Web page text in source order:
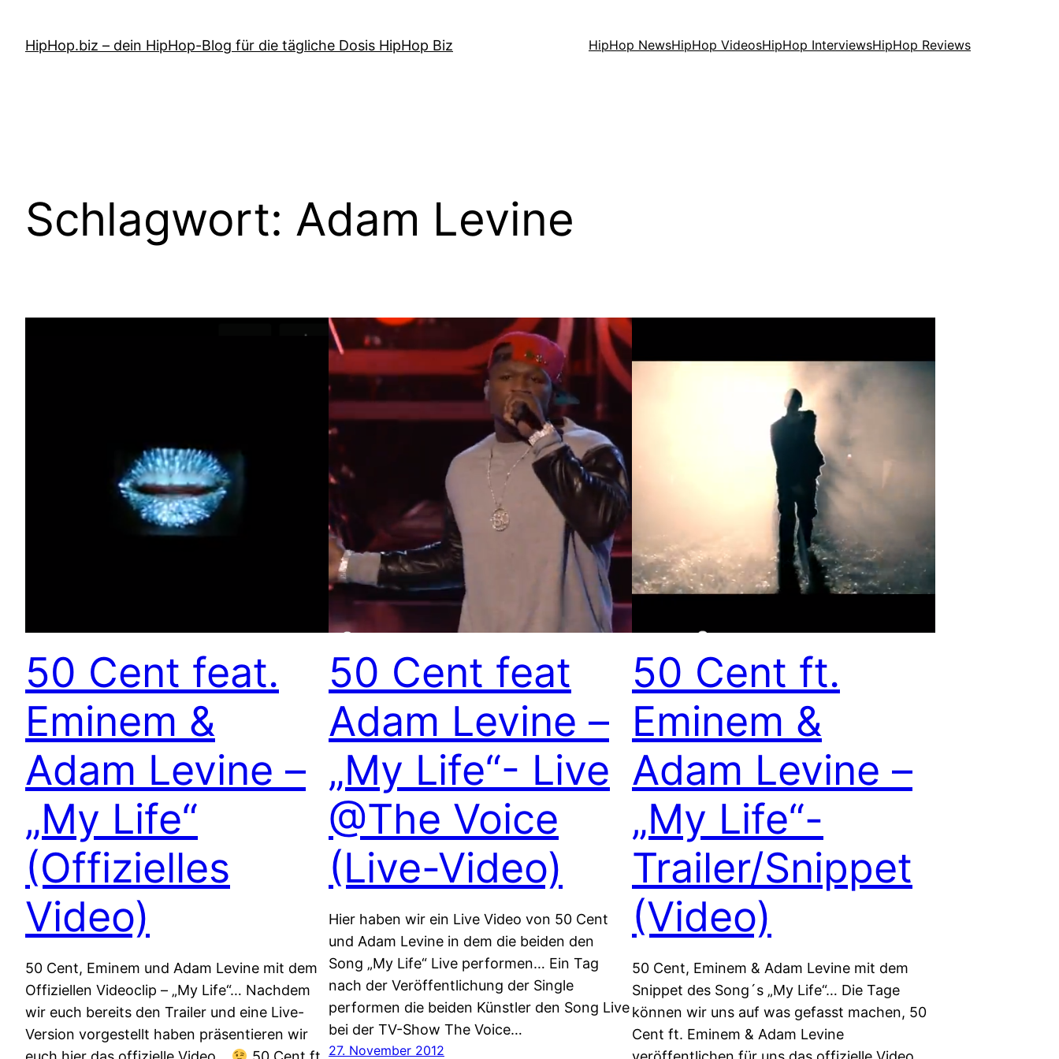
springen
HipHop.biz – dein HipHop-Blog für die tägliche Dosis HipHop Biz HipHop NewsHipHop VideosHipHop InterviewsHipHop Reviews
Schlagwort: Adam Levine
50 Cent feat.
Eminem &
Adam Levine –
„My Life“
(Offizielles
Video)
50 Cent, Eminem und Adam Levine mit dem
Offiziellen Videoclip – „My Life“… Nachdem
wir euch bereits den Trailer und eine Live-
Version vorgestellt haben präsentieren wir
50 Cent feat
Adam Levine –
„My Life“- Live
@The Voice
(Live-Video)
Hier haben wir ein Live Video von 50 Cent
und Adam Levine in dem die beiden den
Song „My Life“ Live performen… Ein Tag
nach der Veröffentlichung der Single
performen die beiden Künstler den Song Live
bei der TV-Show The Voice…
27. November 2012
50 Cent ft.
Eminem &
Adam Levine –
„My Life“-
Trailer/Snippet
(Video)
50 Cent, Eminem & Adam Levine mit dem
Snippet des Song´s „My Life“… Die Tage
können wir uns auf was gefasst machen, 50
Cent ft. Eminem & Adam Levine